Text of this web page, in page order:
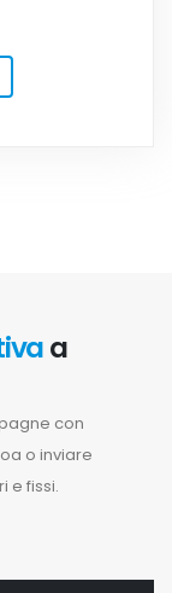
a
con
o inviare
e fissi.